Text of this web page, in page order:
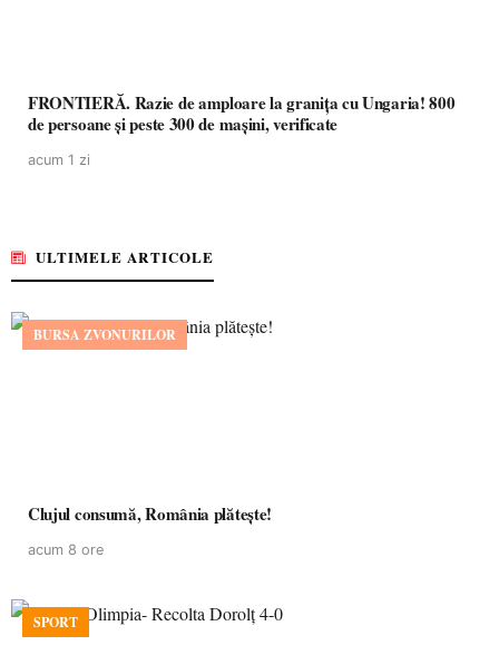
FRONTIERĂ. Razie de amploare la granița cu Ungaria! 800
de persoane și peste 300 de mașini, verificate
acum 1 zi
ULTIMELE ARTICOLE
BURSA ZVONURILOR
Clujul consumă, România plătește!
acum 8 ore
SPORT